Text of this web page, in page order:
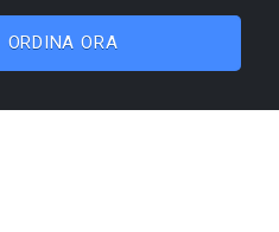
ORDINA ORA